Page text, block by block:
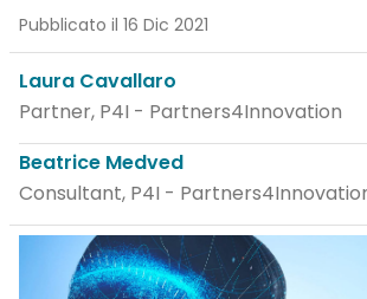
Pubblicato il 16 Dic 2021
Laura Cavallaro
Partner, P4I - Partners4Innovation
Beatrice Medved
Consultant, P4I -